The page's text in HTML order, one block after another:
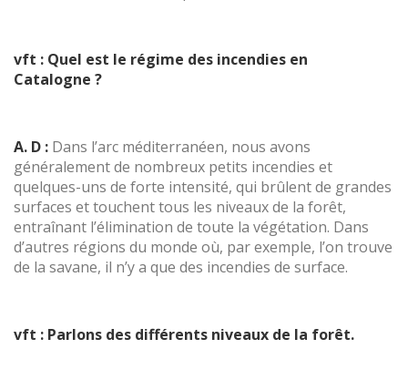
vft : Quel est le régime des incendies en
Catalogne ?
A. D : Dans l’arc méditerranéen, nous avons
généralement de nombreux petits incendies et
quelques-uns de forte intensité, qui brûlent de grandes
surfaces et touchent tous les niveaux de la forêt,
entraînant l’élimination de toute la végétation. Dans
d’autres régions du monde où, par exemple, l’on trouve
de la savane, il n’y a que des incendies de surface.
vft : Parlons des différents niveaux de la forêt.